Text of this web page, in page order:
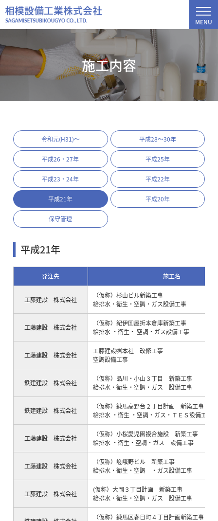
MENU
施工内容
令和元(H31)～ 平成28～30年
平成26・27年 平成25年
平成23・24年 平成22年
平成21年 平成20年
保守管理
平成21年
発注先 施工名
工藤建設 株式会社
（仮称）杉山ビル新築工事
給排水・衛生・空調・ガス設備工事
工藤建設 株式会社
（仮称）紀伊国屋折本倉庫新築工事
給排水 ・衛生・ 空調・ガス設備工事
工藤建設 株式会社
工藤建設㈱本社 改修工事
空調設備工事
鉄建建設 株式会社
（仮称）品川・小山３丁目 新築工事
給排水・衛生・空調・ガス 設備工事
鉄建建設 株式会社
（仮称）練馬高野台２丁目計画 新築工事
給排水 ・衛生 ・空調・ガス・ＴＥＳ設備工事
工藤建設 株式会社
（仮称）小桜愛児園複合施設 新築工事
給排水 ・衛生・空調・ガス 設備工事
工藤建設 株式会社
（仮称）嵯峨野ビル 新築工事
給排水・衛生・空調 ・ガス設備工事
工藤建設 株式会社
(仮称）大岡３丁目計画 新築工事
給排水・衛生・空調・ガス 設備工事
（仮称）練馬区春日町４丁目計画新築工事